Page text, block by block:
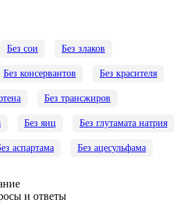
Без сои Без злаков
Без консервантов Без красителя
Без трансжиров
Без яиц Без глутамата натрия
аспартама Без ацесульфама
и ответы